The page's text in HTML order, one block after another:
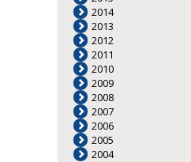
2014
2013
2012
2011
2010
2009
2008
2007
2006
2005
2004